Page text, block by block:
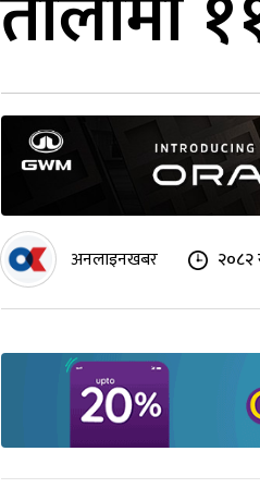
अनलाइनखबर २०८२